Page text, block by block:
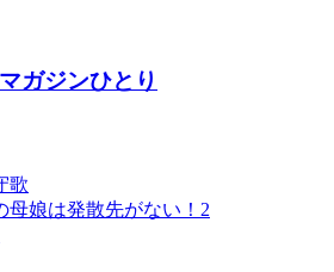
ガジンひとり
歌
母娘は発散先がない！2